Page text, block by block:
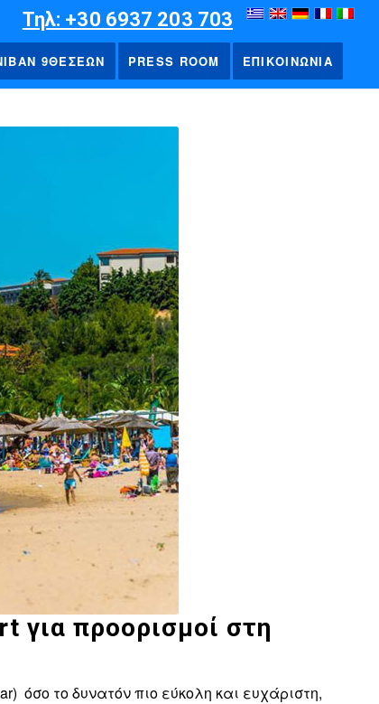
Τηλ: +30 6937 203 703
9ΘΕΣΕΩΝ PRESS ROOM ΕΠΙΚΟΙΝΩΝΙΑ
για προορισμοί στη
όσο το δυνατόν πιο εύκολη και ευχάριστη,